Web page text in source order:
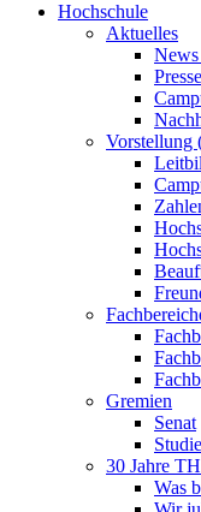
Hochschule
Aktuelles
News
Vorstellung
Gremien
Senat
30 Jahre
Was